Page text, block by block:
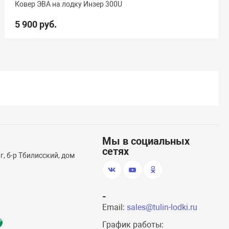
Ковер ЭВА на лодку Инзер 300U
5 900 руб.
б-р Тбилисский, дом
Мы в социальных
сетях
-
Email: sales@tulin-lodki.ru
График работы: